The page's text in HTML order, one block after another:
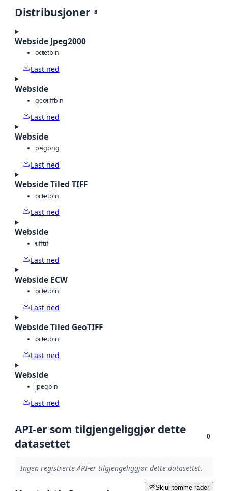
Distribusjoner 8
Webside Jpeg2000
octetbin
Last ned
Webside
geotiffbin
Last ned
Webside
pngpng
Last ned
Webside Tiled TIFF
octetbin
Last ned
Webside
tifftif
Last ned
Webside ECW
octetbin
Last ned
Webside Tiled GeoTIFF
octetbin
Last ned
Webside
jpegbin
Last ned
API-er som tilgjengeliggjør dette
datasettet
0
Ingen registrerte API-er tilgjengeliggjør dette datasettet.
Skjul tomme rader